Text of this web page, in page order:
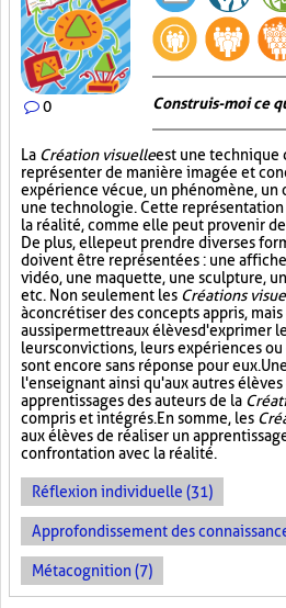
0 Construis-moi ce
La Création visuelleest une technique
représenter de manière imagée et
expérience vécue, un phénomène, un
une technologie. Cette
la réalité, comme elle peut provenir
De plus, elle peut prendre diverses
doivent être représentées : une
vidéo, une maquette, une sculpture,
etc. Non seulement les Créations
à concrétiser des concepts appris,
aussi permettre aux élèves d'exprimer
leurs convictions, leurs expériences
sont encore sans réponse pour eux.
l'enseignant ainsi qu'aux autres
apprentissages des auteurs de la
compris et intégrés. En somme, les
aux élèves de réaliser un
confrontation avec la réalité.
Réflexion individuelle (31)
Approfondissement des
Métacognition (7)